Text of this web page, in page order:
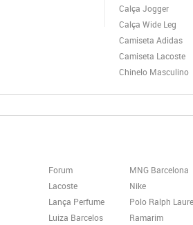
Calça Jogger
Calça Wide Leg
Camiseta Adidas
Camiseta Lacoste
Chinelo Masculino
Forum
Lacoste
Lança Perfume
Luiza Barcelos
MNG Barcelona
Nike
Polo Ralph
Ramarim